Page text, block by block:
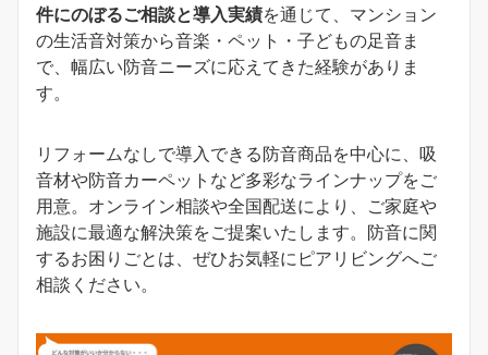
件にのぼるご相談と導入実績を通じて、マンション
の生活音対策から音楽・ペット・子どもの足音ま
で、幅広い防音ニーズに応えてきた経験がありま
す。
リフォームなしで導入できる防音商品を中心に、吸
音材や防音カーペットなど多彩なラインナップをご
用意。オンライン相談や全国配送により、ご家庭や
施設に最適な解決策をご提案いたします。防音に関
するお困りごとは、ぜひお気軽にピアリビングへご
相談ください。